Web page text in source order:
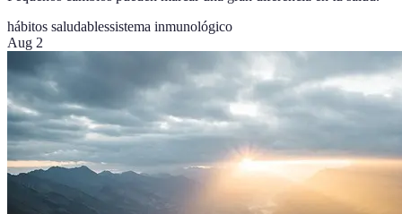
hábitos saludablessistema inmunológico
Aug 2